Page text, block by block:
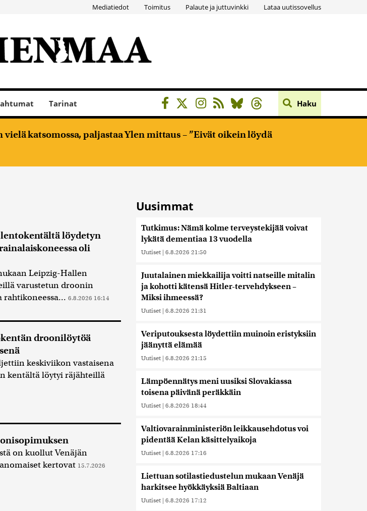
Mediatiedot Toimitus Palaute ja juttuvinkki Lataa uutissovellus
Tarinat Haku
vielä katsomossa, paljastaa Ylen mittaus – ”Eivät oikein löydä
löydetyn
oli
Leipzig-Hallen
varustetun droonin
rahtikoneessa... 6.8.2026 16:14
droonilöytöä
keskiviikon vastaisena
kentältä löytyi räjähteillä
on kuollut Venäjän
kertovat 15.7.2026
Uusimmat
Tutkimus: Nämä kolme terveystekijää voivat
lykätä dementiaa 13 vuodella
Uutiset | 6.8.2026 21:50
Juutalainen miekkailija voitti natseille mitalin
ja kohotti kätensä Hitler-tervehdykseen –
Miksi ihmeessä?
Uutiset | 6.8.2026 21:31
Veriputouksesta löydettiin muinoin eristyksiin
jäänyttä elämää
Uutiset | 6.8.2026 21:15
Lämpöennätys meni uusiksi Slovakiassa
toisena päivänä peräkkäin
Uutiset | 6.8.2026 18:44
Valtiovarainministeriön leikkausehdotus voi
pidentää Kelan käsittelyaikoja
Uutiset | 6.8.2026 17:16
Liettuan sotilastiedustelun mukaan Venäjä
harkitsee hyökkäyksiä Baltiaan
Uutiset | 6.8.2026 17:12